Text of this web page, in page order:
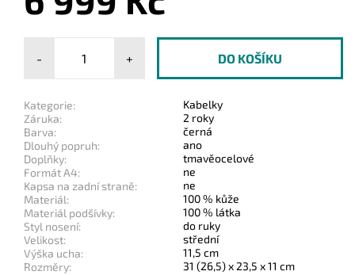
- +
Kategorie:
Kabelky
Záruka:
2 roky
Barva:
černá
Dlouhý popruh:
ano
Doplňky:
tmavěocelové
Formát A4:
ne
Kapsa na zadní straně:
ne
Materiál:
100 % kůže
Materiál podšívky:
100 % látka
Styl nosení:
do ruky
Velikost:
střední
Výška ucha:
11,5 cm
Rozměry:
31 (26,5) x 23,5 x 11 cm